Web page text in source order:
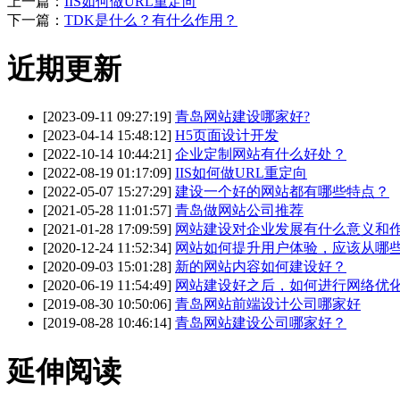
下一篇： TDK是什么？有什么作用？
近期更新
[2023-09-11 09:27:19] 青岛网站建设哪家好?
[2023-04-14 15:48:12] H5页面设计开发
[2022-10-14 10:44:21] 企业定制网站有什么好处？
[2022-08-19 01:17:09] IIS如何做URL重定向
[2022-05-07 15:27:29] 建设一个好的网站都有哪些特点？
[2021-05-28 11:01:57] 青岛做网站公司推荐
[2021-01-28 17:09:59] 网站建设对企业发展有什么意义和
[2020-12-24 11:52:34] 网站如何提升用户体验，应该从哪
[2020-09-03 15:01:28] 新的网站内容如何建设好？
[2020-06-19 11:54:49] 网站建设好之后，如何进行网络优
[2019-08-30 10:50:06] 青岛网站前端设计公司哪家好
[2019-08-28 10:46:14] 青岛网站建设公司哪家好？
延伸阅读